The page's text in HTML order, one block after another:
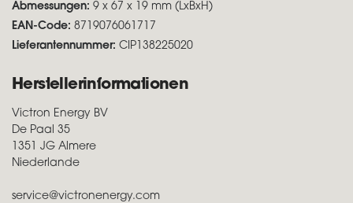
Abmessungen: 9 x 67 x 19 mm (LxBxH)
EAN-Code: 8719076061717
Lieferantennummer: CIP138225020
Herstellerinformationen
Victron Energy BV
De Paal 35
1351 JG Almere
Niederlande
service@victronenergy.com